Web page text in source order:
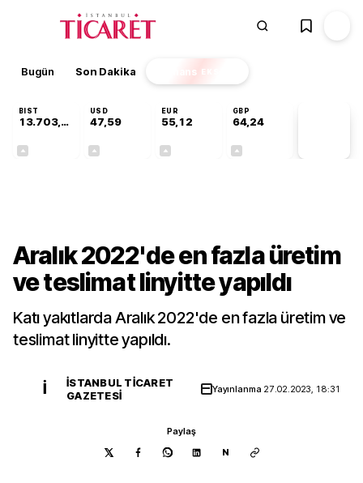
Bugün Son Dakika Finans EKSTRA
BIST
13.703,13
USD
47,59
EUR
55,12
GBP
64,24
Aralık 2022'de en fazla üretim
ve teslimat linyitte yapıldı
Katı yakıtlarda Aralık 2022'de en fazla üretim ve
teslimat linyitte yapıldı.
İ
İSTANBUL TICARET
GAZETESI
Yayınlanma 27.02.2023, 18:31
Paylaş
N